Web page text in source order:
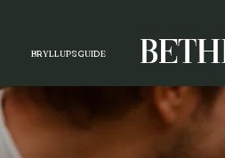
BRYLLUPSGUIDE